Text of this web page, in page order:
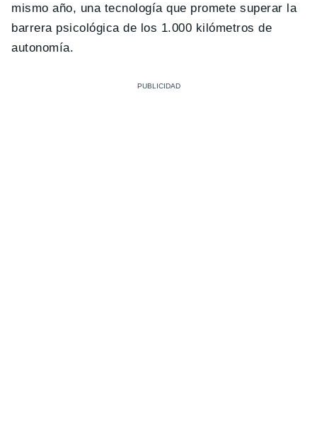
mismo año, una tecnología que promete superar la
barrera psicológica de los 1.000 kilómetros de
autonomía.